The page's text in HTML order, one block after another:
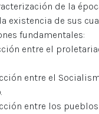
de la
existencia de sus
fundamentales:
entre el
entre el
entre los pueblos